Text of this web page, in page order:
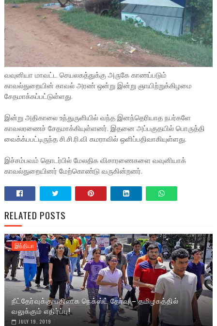
வவுனியா மாவட்ட செயலகத்துக்கு அருகே காணப்படும்
காவல்துறையின் காவல் அரண் ஒன்று இன்று ஞாயிற்றுக்கிழமை
சேதமாக்கப்பட்டுள்ளது.
இன்று அதிகாலை உந்துருளியில் வந்த இனந்தெரியாத நபர்களே
காவலரணைச் சேதமாக்கியுள்ளனர். இதனை அப்பகுதயில் பொருத்தி
வைக்க்பபட்டிருந்த சி.சி.ரி.வி கமராவில் ஒளிப்பதிவாகியுள்ளது.
இச்சம்பவம் தொடர்பில் மேலதிக விசாரணைகளை வவுனியாக்
காவல்துறையினர் மேற்கொண்டு வருகின்றனர்.
RELATED POSTS
இந்தியா
நீட்தேர்வுக்கு பதிலாக நெக்ஸ்ட் தேர்வு – தமிழகத்தில்
வலுக்கும் எதிர்ப்பு!
JULY 19, 2019